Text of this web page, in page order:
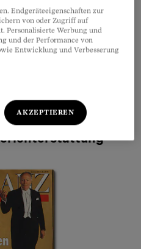
Reichsten auf die
erhielte jeder
Endgeräteeigenschaften zur
von oder Zugriff auf
Personalisierte Werbung und
und der Performance von
Entwicklung und Verbesserung
AKZEPTIEREN